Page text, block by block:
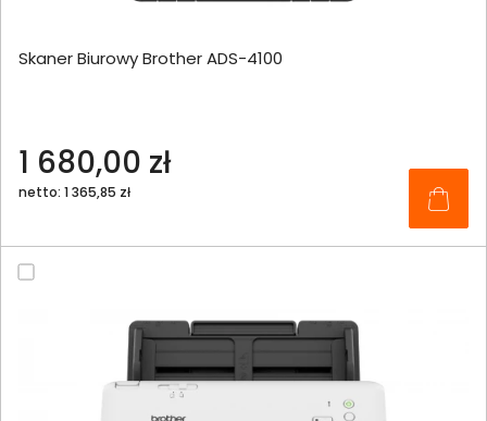
Skaner Biurowy Brother ADS-4100
1 680,00 zł
netto: 1 365,85 zł